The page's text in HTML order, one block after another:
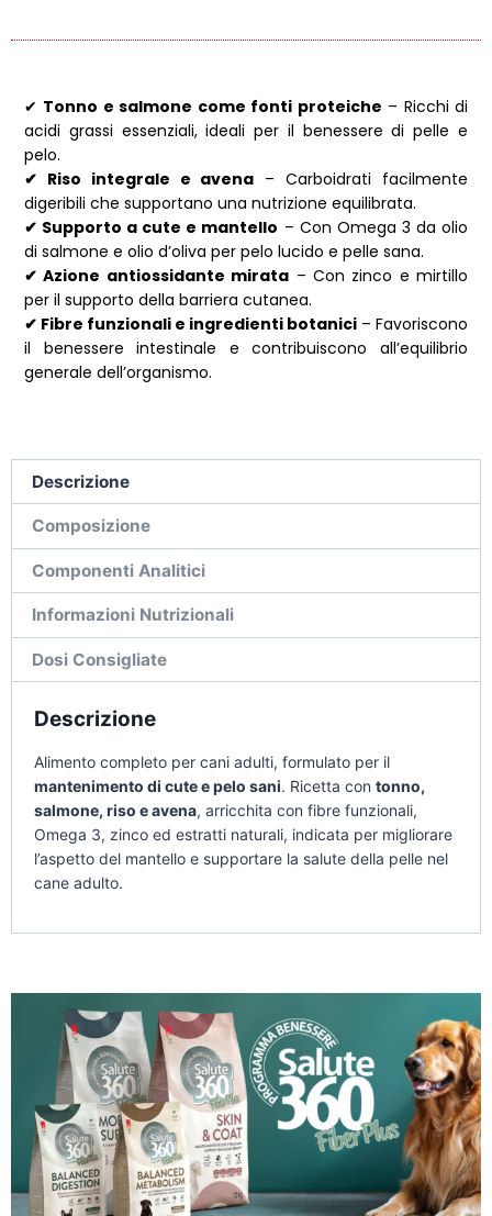
✔ Tonno e salmone come fonti proteiche – Ricchi di
acidi grassi essenziali, ideali per il benessere di pelle e
pelo.
✔ Riso integrale e avena – Carboidrati facilmente
digeribili che supportano una nutrizione equilibrata.
✔ Supporto a cute e mantello – Con Omega 3 da olio
di salmone e olio d’oliva per pelo lucido e pelle sana.
✔ Azione antiossidante mirata – Con zinco e mirtillo
per il supporto della barriera cutanea.
✔ Fibre funzionali e ingredienti botanici – Favoriscono
il benessere intestinale e contribuiscono all’equilibrio
generale dell’organismo.
Descrizione
Composizione
Componenti Analitici
Informazioni Nutrizionali
Dosi Consigliate
Descrizione
Alimento completo per cani adulti, formulato per il
mantenimento di cute e pelo sani. Ricetta con tonno,
salmone, riso e avena, arricchita con fibre funzionali,
Omega 3, zinco ed estratti naturali, indicata per migliorare
l’aspetto del mantello e supportare la salute della pelle nel
cane adulto.